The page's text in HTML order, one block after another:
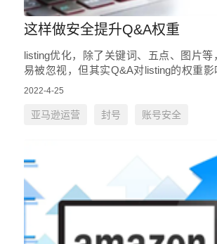
这样做安全提升Q&A权重
listing优化，除了关键词、五点、图片
易被忽视，但其实Q&A对listing的权重
下单参考的重要信息 由于亚马逊禁止卖…
2022-4-25
亚马逊运营 封号 账号安全